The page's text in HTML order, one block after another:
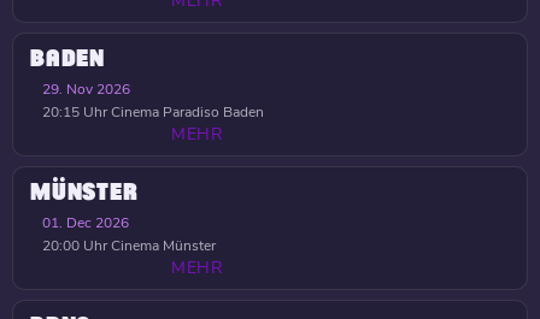
BADEN
29. Nov 2026
20:15 UhrCinema Paradiso Baden
MEHR
MÜNSTER
01. Dec 2026
20:00 UhrCinema Münster
MEHR